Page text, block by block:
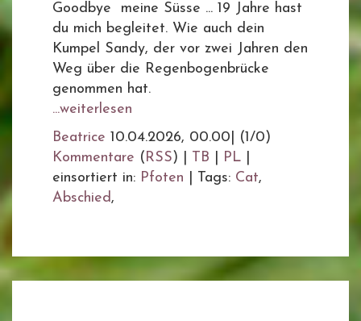
Goodbye meine Süsse ... 19 Jahre hast
du mich begleitet. Wie auch dein
Kumpel Sandy, der vor zwei Jahren den
Weg über die Regenbogenbrücke
genommen hat.
...weiterlesen
Beatrice 10.04.2026, 00.00
(1/0)
Kommentare ( RSS) | TB PL
einsortiert in: Pfoten Tags: Cat,
Abschied,